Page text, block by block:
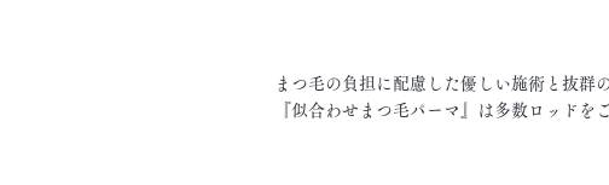
まつ毛の負担に配慮した優しい施術と抜群
『似合わせまつ毛パーマ』は多数ロッドを